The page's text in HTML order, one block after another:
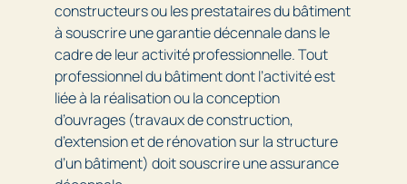
constructeurs ou les prestataires du bâtiment
à souscrire une garantie décennale dans le
cadre de leur activité professionnelle. Tout
professionnel du bâtiment dont l’activité est
liée à la réalisation ou la conception
d’ouvrages (travaux de construction,
d’extension et de rénovation sur la structure
d’un bâtiment) doit souscrire une assurance